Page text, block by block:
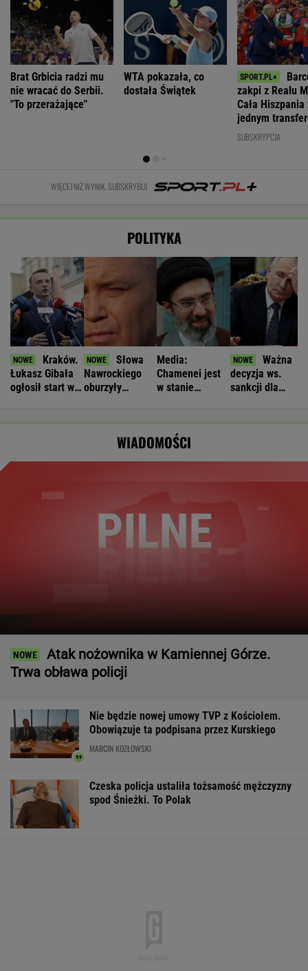
Brat Grbicia radzi mu
nie wracać do Serbii.
"To przerażające"
WTA pokazała, co
dostała Świątek
zakpi z Realu
Cała Hiszpania
jednym
SUBSKRYPCJA
WIĘCEJ NIŻ WYNIK. SUBSKRYBUJ
POLITYKA
Kraków.
Łukasz Gibała
ogłosił start w
Słowa
Nawrockiego
oburzyły
Media:
Chamenei jest
w stanie
Ważna
decyzja ws.
sankcji dla
WIADOMOŚCI
Atak nożownika w Kamiennej Górze.
Trwa obława policji
Nie będzie nowej umowy TVP z Kościołem.
Obowiązuje ta podpisana przez Kurskiego
MARCIN KOZŁOWSKI
Czeska policja ustaliła tożsamość mężczyzny
spod Śnieżki. To Polak